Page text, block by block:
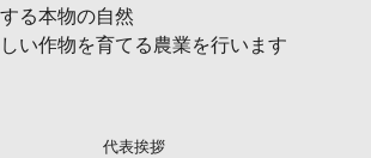
る本物の自然
い作物を育てる農業を行います
代表挨拶